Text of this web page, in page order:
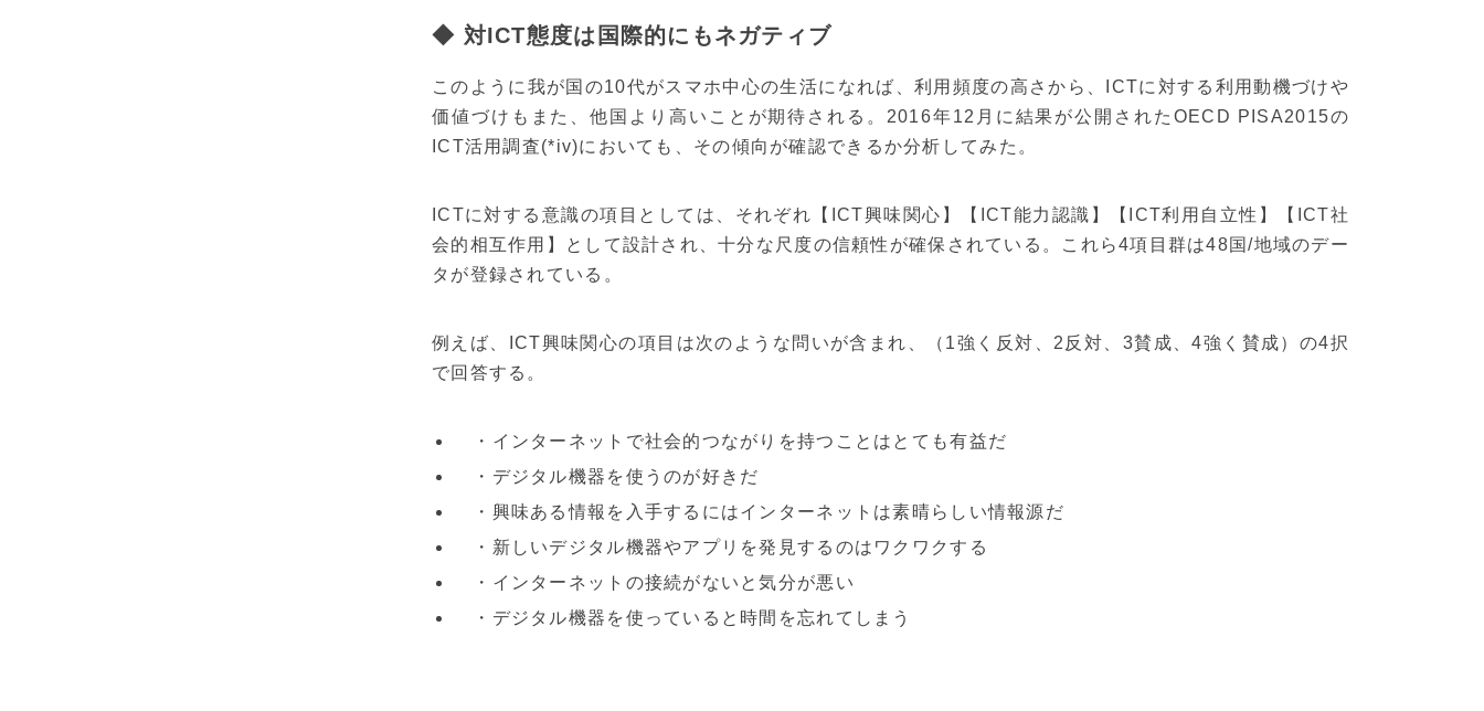
◆ 対ICT態度は国際的にもネガティブ
このように我が国の10代がスマホ中心の生活になれば、利用頻度の高さから、ICTに対する利用動機づけや
価値づけもまた、他国より高いことが期待される。2016年12月に結果が公開されたOECD PISA2015の
ICT活用調査(*iv)においても、その傾向が確認できるか分析してみた。
ICTに対する意識の項目としては、それぞれ【ICT興味関心】【ICT能力認識】【ICT利用自立性】【ICT社
会的相互作用】として設計され、十分な尺度の信頼性が確保されている。これら4項目群は48国/地域のデー
タが登録されている。
例えば、ICT興味関心の項目は次のような問いが含まれ、（1強く反対、2反対、3賛成、4強く賛成）の4択
で回答する。
・インターネットで社会的つながりを持つことはとても有益だ
・デジタル機器を使うのが好きだ
・興味ある情報を入手するにはインターネットは素晴らしい情報源だ
・新しいデジタル機器やアプリを発見するのはワクワクする
・インターネットの接続がないと気分が悪い
・デジタル機器を使っていると時間を忘れてしまう